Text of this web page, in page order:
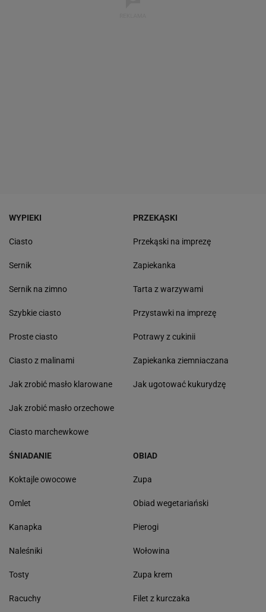
WYPIEKI
Ciasto
Sernik
Sernik na zimno
Szybkie ciasto
Proste ciasto
Ciasto z malinami
Jak zrobić masło klarowane
Jak zrobić masło orzechowe
Ciasto marchewkowe
PRZEKĄSKI
Przekąski na imprezę
Zapiekanka
Tarta z warzywami
Przystawki na imprezę
Potrawy z cukinii
Zapiekanka ziemniaczana
Jak ugotować kukurydzę
ŚNIADANIE
Koktajle owocowe
Omlet
Kanapka
Naleśniki
Tosty
Racuchy
OBIAD
Zupa
Obiad wegetariański
Pierogi
Wołowina
Zupa krem
Filet z kurczaka